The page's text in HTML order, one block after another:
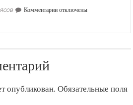
Комментариик
России
отключены
опубликован. Обязательные поля